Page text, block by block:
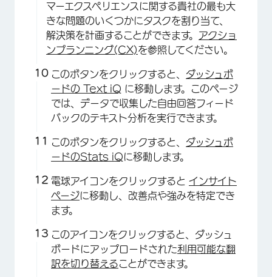
マーエクスペリエンスに関する貴社の最も大
きな問題のいくつかにタスクを割り当て、
解決策を計画することができます。 アクショ
ンプランニング(CX)を参照してください。
このボタンをクリックすると、 ダッシュボ
ードの Text iQ に移動します。このページ
では、データで収集した自由回答フィード
バックのテキスト分析を実行できます。
このボタンをクリックすると、 ダッシュボ
ードのStats iQに移動します。
電球アイコンをクリックすると インサイト
ページに移動し、改善点や強みを特定でき
ます。
このアイコンをクリックすると、ダッシュ
ボードにアップロードされた利用可能な翻
訳を切り替えることができます。